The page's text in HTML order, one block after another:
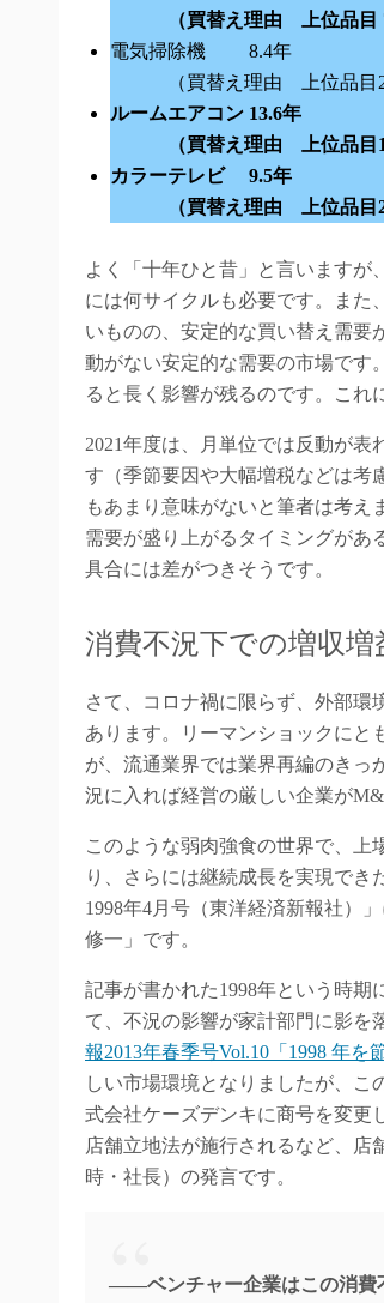
（買替え理由 上位品
電気掃除機 8.4年
（買替え理由 上位品目
ルームエアコン 13.6年
（買替え理由 上位品
カラーテレビ 9.5年
（買替え理由 上位品
よく「十年ひと昔」と言いますが
には何サイクルも必要です。また
いものの、安定的な買い替え需要
動がない安定的な需要の市場です
ると長く影響が残るのです。これ
2021年度は、月単位では反動が
す（季節要因や大幅増税などは考
もあまり意味がないと筆者は考え
需要が盛り上がるタイミングがあ
具合には差がつきそうです。
消費不況下での増収増
さて、コロナ禍に限らず、外部環
あります。リーマンショックにと
が、流通業界では業界再編のきっ
況に入れば経営の厳しい企業が
このような弱肉強食の世界で、上
り、さらには継続成長を実現で
1998年4月号（東洋経済新報社）
修一」です。
記事が書かれた1998年という時期
て、不況の影響が家計部門に影
報2013年春季号Vol.10「1998 年を
しい市場環境となりましたが、こ
式会社ケーズデンキに商号を変更
店舗立地法が施行されるなど、店
時・社長）の発言です。
――ベンチャー企業はこの消費